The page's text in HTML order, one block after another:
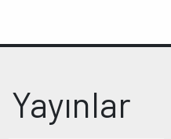
Yayınlar